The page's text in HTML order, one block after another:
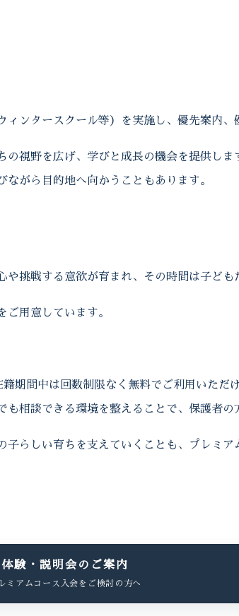
ンタースクール等）を実施し、優先案内
視野を広げ、学びと成長の機会を提供しま
がら目的地へ向かうこともあります。
挑戦する意欲が育まれ、その時間は子ど
用意しています。
期間中は回数制限なく無料でご利用いただけ
相談できる環境を整えることで、保護者
らしい育ちを支えていくことも、プレミア
体験・説明会のご案内
ミアムコース入会をご検討の方へ